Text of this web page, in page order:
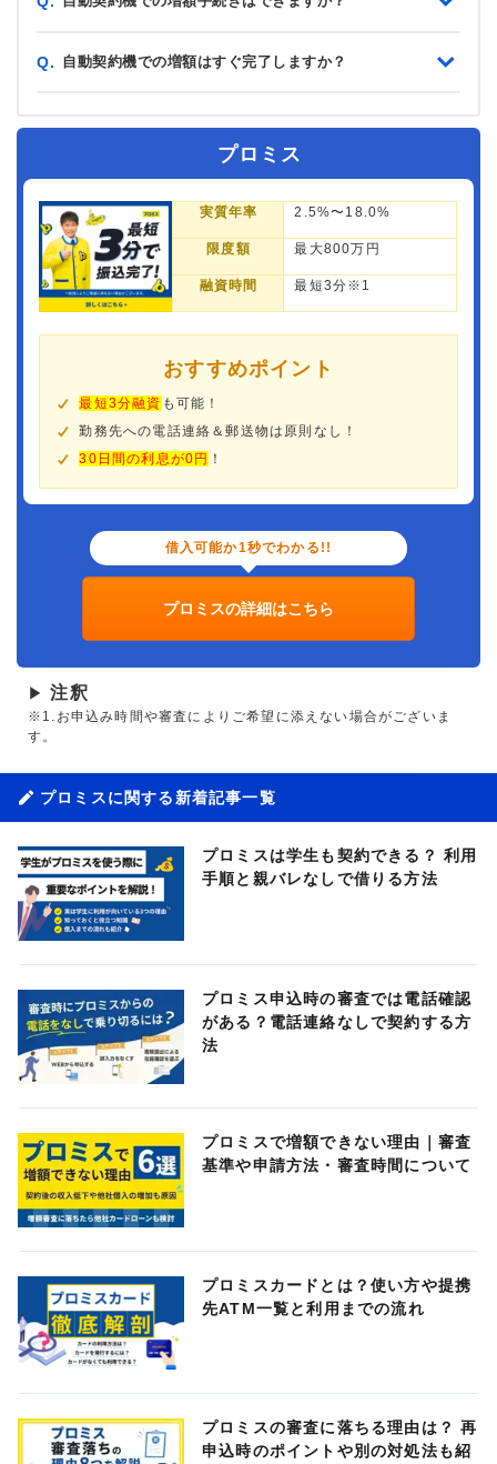
Q. 自動契約機での増額はすぐ完了しますか？
プロミス
実質年率 2.5%〜18.0%
限度額 最大800万円
融資時間 最短3分※1
おすすめポイント
最短3分融資 も可能！
勤務先への電話連絡＆郵送物は原則なし！
30日間の利息が0円 ！
借入可能か1秒でわかる!!
プロミスの詳細はこちら
▶ 注釈
※1.お申込み時間や審査によりご希望に添えない場合がございま
す。
プロミスに関する新着記事一覧
プロミスは学生も契約できる？ 利用
手順と親バレなしで借りる方法
プロミス申込時の審査では電話確認
がある？電話連絡なしで契約する方
法
プロミスで増額できない理由｜審査
基準や申請方法・審査時間について
プロミスカードとは？使い方や提携
先ATM一覧と利用までの流れ
プロミスの審査に落ちる理由は？ 再
申込時のポイントや別の対処法も紹